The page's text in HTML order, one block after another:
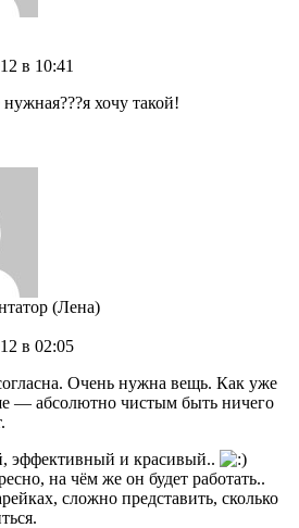
в 10:41
хочу такой!
(Лена)
в 02:05
Очень нужна вещь. Как уже
— абсолютно чистым быть ничего
эффективный и красивый..
на чём же он будет работать..
сложно представить, сколько